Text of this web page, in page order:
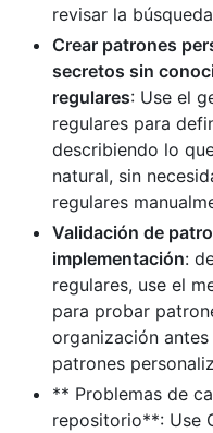
revisar la
Crear patrones
secretos sin
regulares: Use el
regulares para
describiendo lo
natural, sin
regulares
Validación de
implementación:
regulares, use el
para probar
organización
patrones
** Problemas de
repositorio**: Use